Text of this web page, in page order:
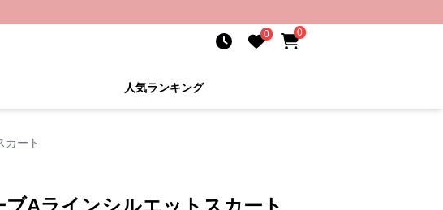
0 0
人気ランキング
カート
ブAラインシルエットスカート